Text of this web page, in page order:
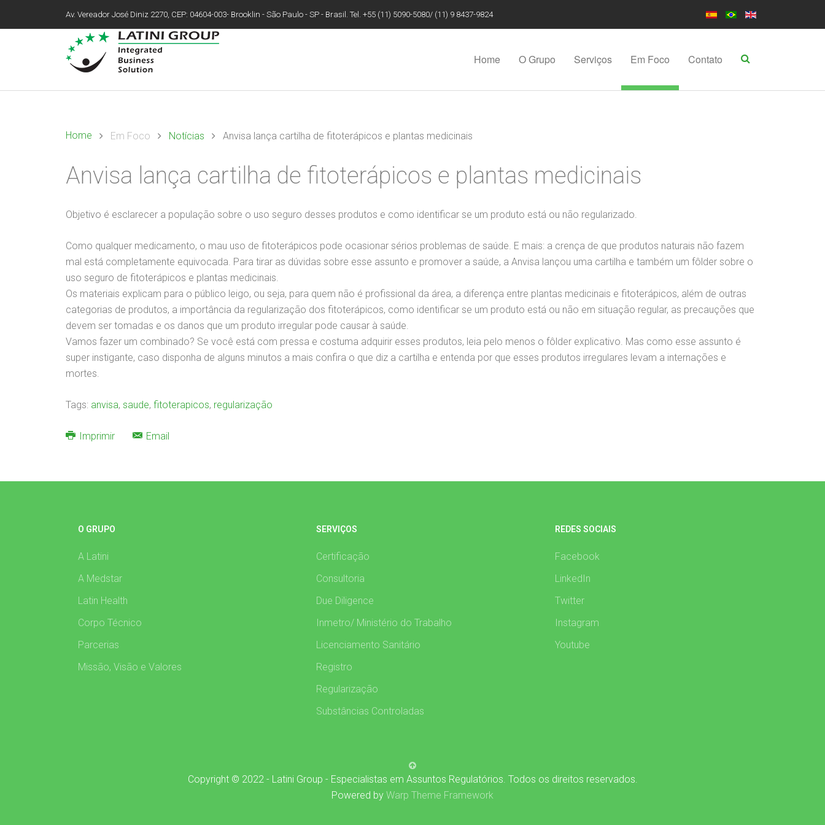
Av. Vereador José Diniz 2270, CEP: 04604-003- Brooklin - São Paulo - SP - Brasil. Tel. +55 (11) 5090-5080/ (11) 9 8437-9824
Home O Grupo Serviços Em Foco Contato
Home Em Foco Notícias Anvisa lança cartilha de fitoterápicos e plantas medicinais
Anvisa lança cartilha de fitoterápicos e plantas medicinais
Objetivo é esclarecer a população sobre o uso seguro desses produtos e como identificar se um produto está ou não regularizado.
Como qualquer medicamento, o mau uso de fitoterápicos pode ocasionar sérios problemas de saúde. E mais: a crença de que produtos naturais não fazem
mal está completamente equivocada. Para tirar as dúvidas sobre esse assunto e promover a saúde, a Anvisa lançou uma cartilha e também um fôlder sobre o
uso seguro de fitoterápicos e plantas medicinais.
Os materiais explicam para o público leigo, ou seja, para quem não é profissional da área, a diferença entre plantas medicinais e fitoterápicos, além de outras
categorias de produtos, a importância da regularização dos fitoterápicos, como identificar se um produto está ou não em situação regular, as precauções que
devem ser tomadas e os danos que um produto irregular pode causar à saúde.
Vamos fazer um combinado? Se você está com pressa e costuma adquirir esses produtos, leia pelo menos o fôlder explicativo. Mas como esse assunto é
super instigante, caso disponha de alguns minutos a mais confira o que diz a cartilha e entenda por que esses produtos irregulares levam a internações e
mortes.
Tags: anvisa, saude, fitoterapicos, regularização
Imprimir Email
O GRUPO
A Latini
A Medstar
Latin Health
Corpo Técnico
Parcerias
Missão, Visão e Valores
SERVIÇOS
Certificação
Consultoria
Due Diligence
Inmetro/ Ministério do Trabalho
Licenciamento Sanitário
Registro
Regularização
Substâncias Controladas
REDES SOCIAIS
Facebook
LinkedIn
Twitter
Instagram
Youtube
Copyright © 2022 - Latini Group - Especialistas em Assuntos Regulatórios. Todos os direitos reservados.
Powered by Warp Theme Framework